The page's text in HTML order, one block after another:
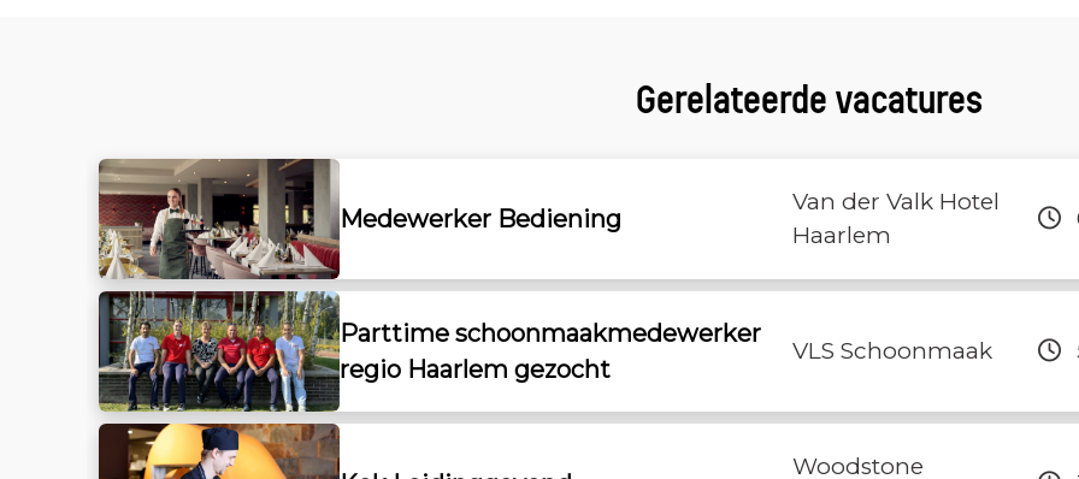
Gerelateerde vacatures
Medewerker Bediening
Van der Valk Hotel
Haarlem
Parttime schoonmaakmedewerker
regio Haarlem gezocht
VLS Schoonmaak
Woodstone